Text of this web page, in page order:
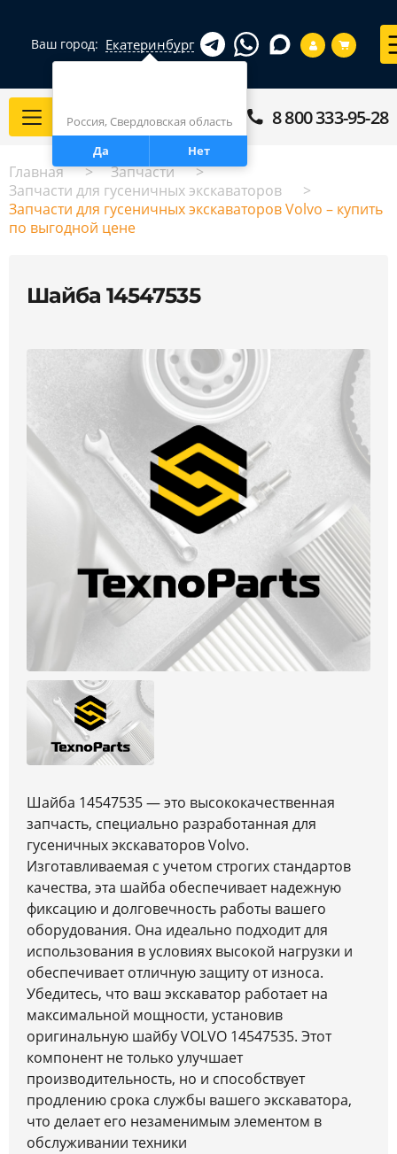
Ваш город: Екатеринбург
Россия, Свердловская область
Да
Нет
Каталог 8 800 333-95-28
Главная
Запчасти
Запчасти для гусеничных экскаваторов
Запчасти для гусеничных экскаваторов Volvo – купить
по выгодной цене
Шайба 14547535
Шайба 14547535 — это высококачественная
запчасть, специально разработанная для
гусеничных экскаваторов Volvo.
Изготавливаемая с учетом строгих стандартов
качества, эта шайба обеспечивает надежную
фиксацию и долговечность работы вашего
оборудования. Она идеально подходит для
использования в условиях высокой нагрузки и
обеспечивает отличную защиту от износа.
Убедитесь, что ваш экскаватор работает на
максимальной мощности, установив
оригинальную шайбу VOLVO 14547535. Этот
компонент не только улучшает
производительность, но и способствует
продлению срока службы вашего экскаватора,
что делает его незаменимым элементом в
обслуживании техники